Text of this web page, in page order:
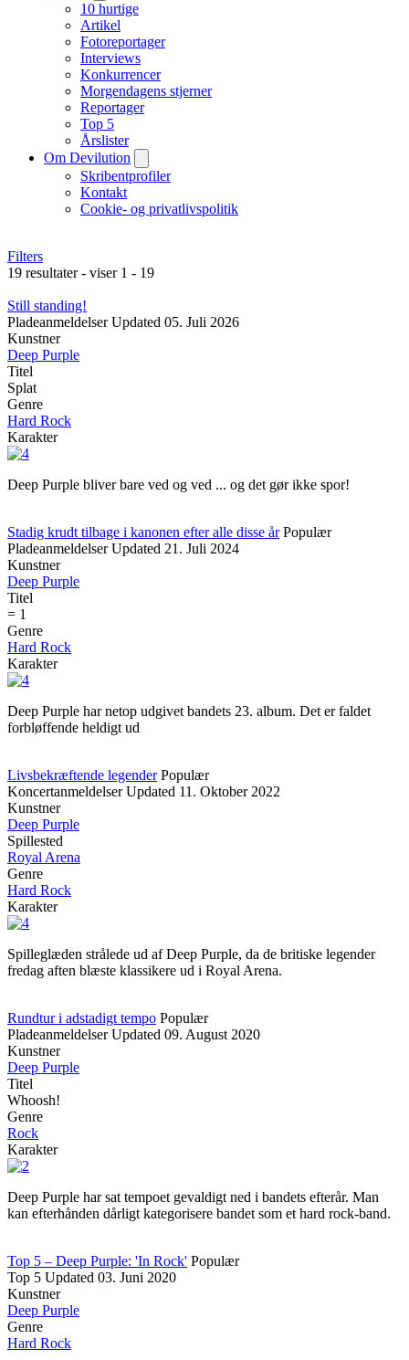
10 hurtige
Artikel
Fotoreportager
Interviews
Konkurrencer
Morgendagens stjerner
Reportager
Top 5
Årslister
Om Devilution
Skribentprofiler
Kontakt
Cookie- og privatlivspolitik
Filters
19 resultater - viser 1 - 19
Still standing!
Pladeanmeldelser Updated 05. Juli 2026
Kunstner
Deep Purple
Titel
Splat
Genre
Hard Rock
Karakter
Deep Purple bliver bare ved og ved ... og det gør ikke spor!
Stadig krudt tilbage i kanonen efter alle disse år Populær
Pladeanmeldelser Updated 21. Juli 2024
Kunstner
Deep Purple
Titel
= 1
Genre
Hard Rock
Karakter
Deep Purple har netop udgivet bandets 23. album. Det er faldet
forbløffende heldigt ud
Livsbekræftende legender Populær
Koncertanmeldelser Updated 11. Oktober 2022
Kunstner
Deep Purple
Spillested
Royal Arena
Genre
Hard Rock
Karakter
Spilleglæden strålede ud af Deep Purple, da de britiske legender
fredag aften blæste klassikere ud i Royal Arena.
Rundtur i adstadigt tempo Populær
Pladeanmeldelser Updated 09. August 2020
Kunstner
Deep Purple
Titel
Whoosh!
Genre
Rock
Karakter
Deep Purple har sat tempoet gevaldigt ned i bandets efterår. Man
kan efterhånden dårligt kategorisere bandet som et hard rock-band.
Top 5 – Deep Purple: 'In Rock' Populær
Top 5 Updated 03. Juni 2020
Kunstner
Deep Purple
Genre
Hard Rock